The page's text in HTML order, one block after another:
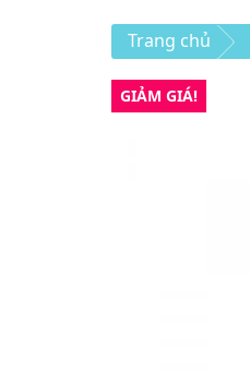
Trang chủ
GIẢM GIÁ!